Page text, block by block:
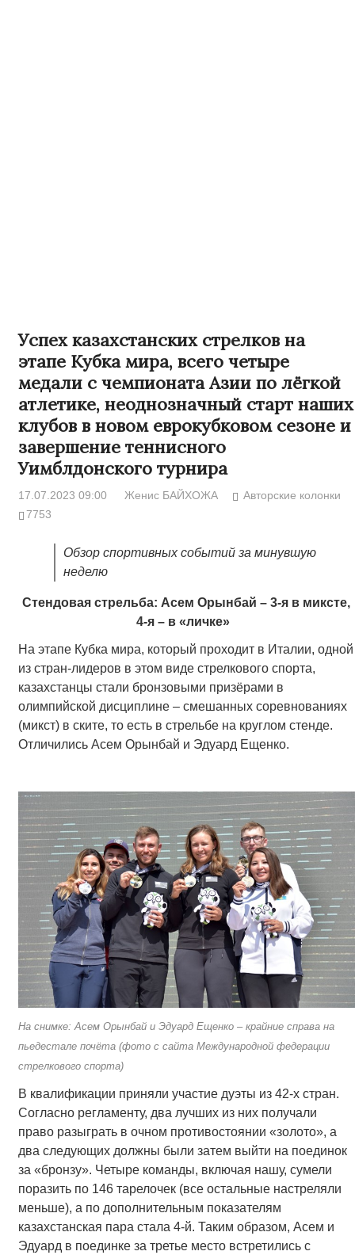
Успех казахстанских стрелков на
этапе Кубка мира, всего четыре
медали с чемпионата Азии по лёгкой
атлетике, неоднозначный старт наших
клубов в новом еврокубковом сезоне и
завершение теннисного
Уимблдонского турнира
17.07.2023 09:00 Женис БАЙХОЖА
Авторские колонки
7753
Обзор спортивных событий за минувшую
неделю
Стендовая стрельба: Асем Орынбай – 3-я в миксте,
4-я – в «личке»
На этапе Кубка мира, который проходит в Италии, одной
из стран-лидеров в этом виде стрелкового спорта,
казахстанцы стали бронзовыми призёрами в
олимпийской дисциплине – смешанных соревнованиях
(микст) в ските, то есть в стрельбе на круглом стенде.
Отличились Асем Орынбай и Эдуард Ещенко.
На снимке: Асем Орынбай и Эдуард Ещенко – крайние справа на
пьедестале почёта (фото с сайта Международной федерации
стрелкового спорта)
В квалификации приняли участие дуэты из 42-х стран.
Согласно регламенту, два лучших из них получали
право разыграть в очном противостоянии «золото», а
два следующих должны были затем выйти на поединок
за «бронзу». Четыре команды, включая нашу, сумели
поразить по 146 тарелочек (все остальные настреляли
меньше), а по дополнительным показателям
казахстанская пара стала 4-й. Таким образом, Асем и
Эдуард в поединке за третье место встретились с